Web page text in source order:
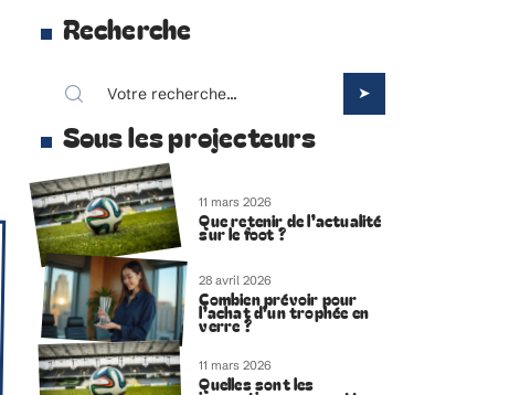
Recherche
Sous les projecteurs
11 mars 2026
Que retenir de l’actualité
sur le foot ?
28 avril 2026
Combien prévoir pour
l’achat d’un trophée en
verre ?
11 mars 2026
Quelles sont les